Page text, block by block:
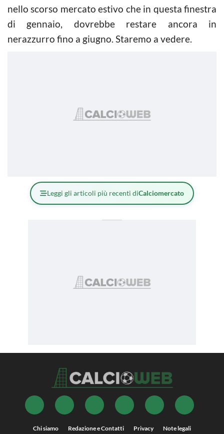
nello scorso mercato estivo che in questa finestra
di gennaio, dovrebbe restare ancora in
nerazzurro fino a giugno. Staremo a vedere.
Leggi gli articoli più recenti diCalciomercato
Chi siamo Redazione e Contatti Privacy Note legali